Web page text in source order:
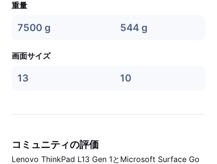
重量
7500 g 544 g
画面サイズ
13 10
コミュニティの評価
Lenovo ThinkPad L13 Gen 1とMicrosoft Surface Go